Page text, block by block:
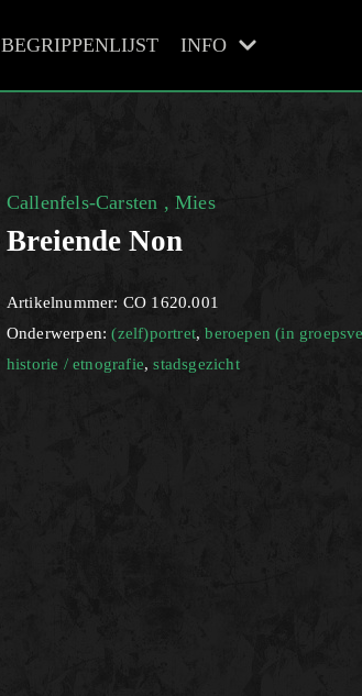
BEGRIPPENLIJST INFO
Callenfels-Carsten , Mies
Breiende Non
Artikelnummer: CO 1620.001
Onderwerpen:(zelf)portret,beroepen (in
historie / etnografie,stadsgezicht